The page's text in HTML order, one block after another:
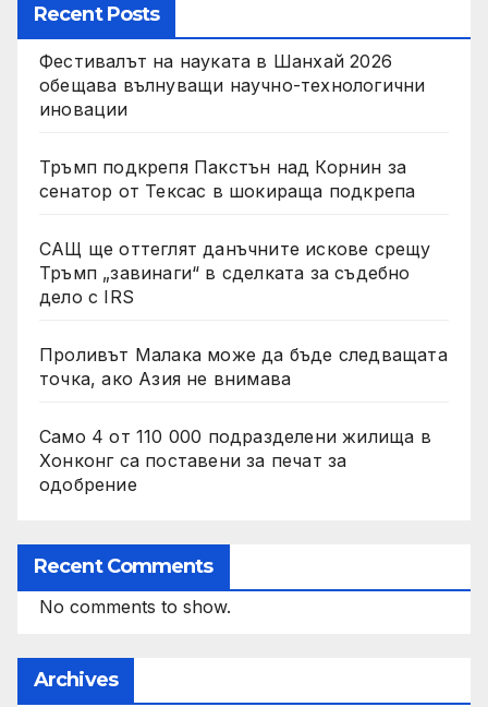
Recent Posts
Фестивалът на науката в Шанхай 2026
обещава вълнуващи научно-технологични
иновации
Тръмп подкрепя Пакстън над Корнин за
сенатор от Тексас в шокираща подкрепа
САЩ ще оттеглят данъчните искове срещу
Тръмп „завинаги“ в сделката за съдебно
дело с IRS
Проливът Малака може да бъде следващата
точка, ако Азия не внимава
Само 4 от 110 000 подразделени жилища в
Хонконг са поставени за печат за
одобрение
Recent Comments
No comments to show.
Archives